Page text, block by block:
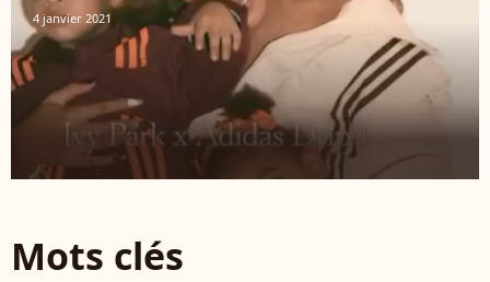
4 janvier 2021
Mots clés